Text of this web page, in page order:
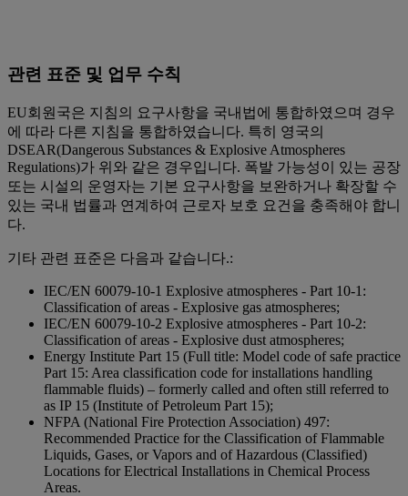
관련 표준 및 업무 수칙
EU회원국은 지침의 요구사항을 국내법에 통합하였으며 경우
에 따라 다른 지침을 통합하였습니다. 특히 영국의
DSEAR(Dangerous Substances & Explosive Atmospheres
Regulations)가 위와 같은 경우입니다. 폭발 가능성이 있는 공장
또는 시설의 운영자는 기본 요구사항을 보완하거나 확장할 수
있는 국내 법률과 연계하여 근로자 보호 요건을 충족해야 합니
다.
기타 관련 표준은 다음과 같습니다.:
IEC/EN 60079-10-1 Explosive atmospheres - Part 10-1:
Classification of areas - Explosive gas atmospheres;
IEC/EN 60079-10-2 Explosive atmospheres - Part 10-2:
Classification of areas - Explosive dust atmospheres;
Energy Institute Part 15 (Full title: Model code of safe practice
Part 15: Area classification code for installations handling
flammable fluids) – formerly called and often still referred to
as IP 15 (Institute of Petroleum Part 15);
NFPA (National Fire Protection Association) 497:
Recommended Practice for the Classification of Flammable
Liquids, Gases, or Vapors and of Hazardous (Classified)
Locations for Electrical Installations in Chemical Process
Areas.